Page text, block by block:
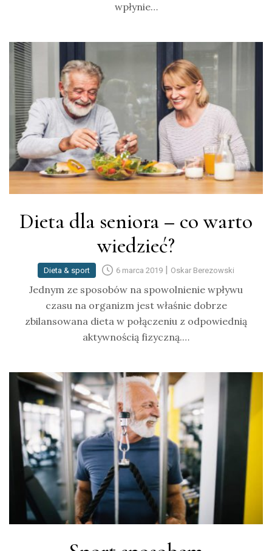
wpłynie…
Dieta dla seniora – co warto
wiedzieć?
Dieta & sport 6 marca 2019 | Oskar Berezowski
Jednym ze sposobów na spowolnienie wpływu
czasu na organizm jest właśnie dobrze
zbilansowana dieta w połączeniu z odpowiednią
aktywnością fizyczną.…